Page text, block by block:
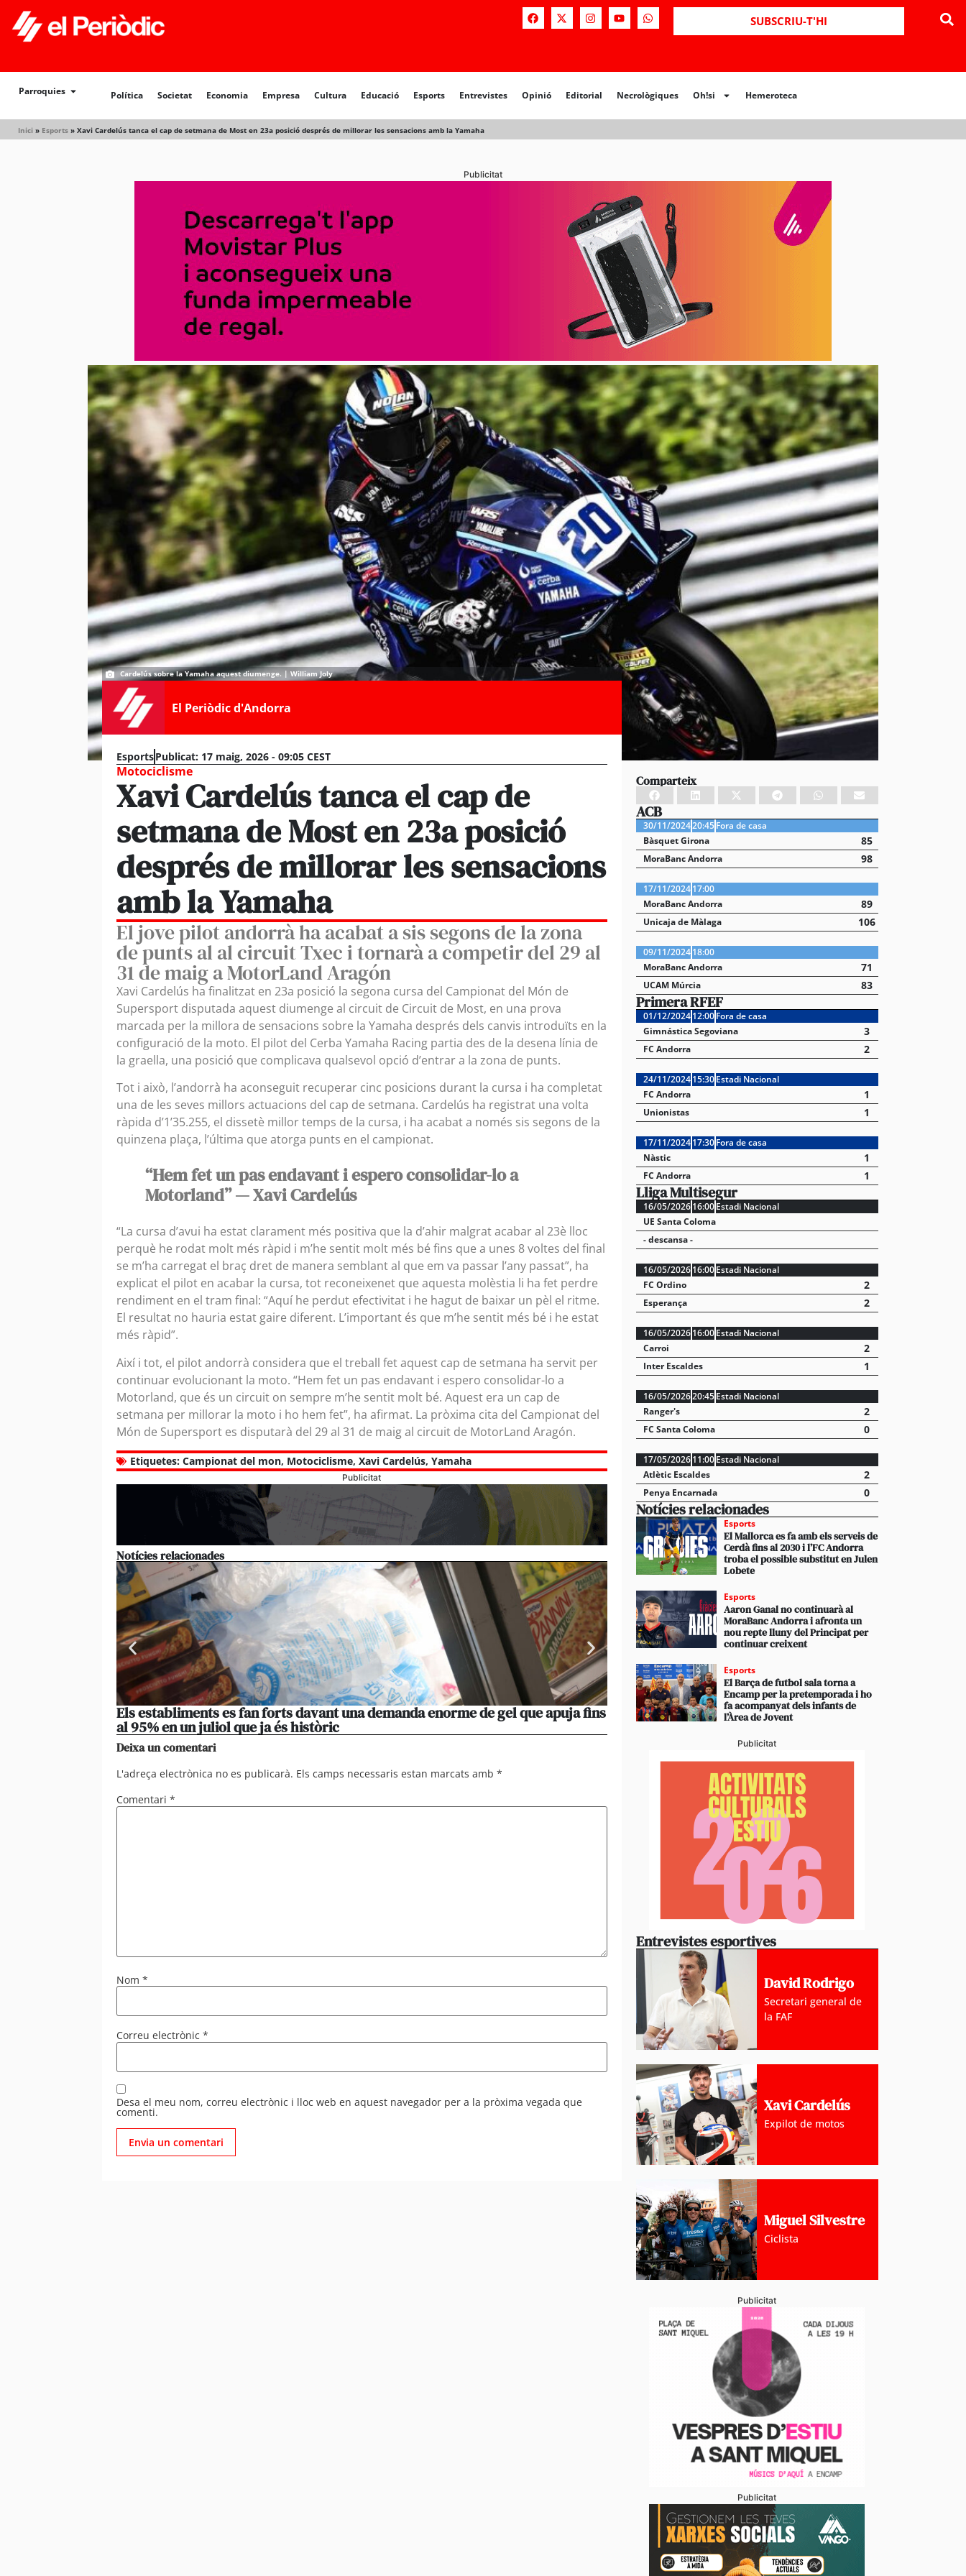
SUBSCRIU-T'HI
Parroquies Política Societat Economia Empresa Cultura Educació Esports Entrevistes Opinió Editorial Necrològiques Oh!si Hemeroteca
Inici » Esports » Xavi Cardelús tanca el cap de setmana de Most en 23a posició després de millorar les sensacions amb la Yamaha
Política Societat Opinió Editorial Necrològiques Hemeroteca
Publicitat
Cardelús sobre la Yamaha aquest diumenge. | William Joly
El Periòdic d'Andorra
EsportsPublicat: 17 maig, 2026 - 09:05 CEST
Motociclisme
Xavi Cardelús tanca el cap de
setmana de Most en 23a posició
després de millorar les sensacions
amb la Yamaha
El jove pilot andorrà ha acabat a sis segons de la zona
de punts al al circuit Txec i tornarà a competir del 29 al
31 de maig a MotorLand Aragón
Xavi Cardelús ha finalitzat en 23a posició la segona cursa del Campionat del Món de
Supersport disputada aquest diumenge al circuit de Circuit de Most, en una prova
marcada per la millora de sensacions sobre la Yamaha després dels canvis introduïts en la
configuració de la moto. El pilot del Cerba Yamaha Racing partia des de la desena línia de
la graella, una posició que complicava qualsevol opció d’entrar a la zona de punts.
Tot i això, l’andorrà ha aconseguit recuperar cinc posicions durant la cursa i ha completat
una de les seves millors actuacions del cap de setmana. Cardelús ha registrat una volta
ràpida d’1’35.255, el dissetè millor temps de la cursa, i ha acabat a només sis segons de la
quinzena plaça, l’última que atorga punts en el campionat.
“Hem fet un pas endavant i espero consolidar-lo a
Motorland” — Xavi Cardelús
“La cursa d’avui ha estat clarament més positiva que la d’ahir malgrat acabar al 23è lloc
perquè he rodat molt més ràpid i m’he sentit molt més bé fins que a unes 8 voltes del final
se m’ha carregat el braç dret de manera semblant al que em va passar l’any passat”, ha
explicat el pilot en acabar la cursa, tot reconeixenet que aquesta molèstia li ha fet perdre
rendiment en el tram final: “Aquí he perdut efectivitat i he hagut de baixar un pèl el ritme.
El resultat no hauria estat gaire diferent. L’important és que m’he sentit més bé i he estat
més ràpid”.
Així i tot, el pilot andorrà considera que el treball fet aquest cap de setmana ha servit per
continuar evolucionant la moto. “Hem fet un pas endavant i espero consolidar-lo a
Motorland, que és un circuit on sempre m’he sentit molt bé. Aquest era un cap de
setmana per millorar la moto i ho hem fet”, ha afirmat. La pròxima cita del Campionat del
Món de Supersport es disputarà del 29 al 31 de maig al circuit de MotorLand Aragón.
Etiquetes: Campionat del mon, Motociclisme, Xavi Cardelús, Yamaha
Publicitat
Notícies relacionades
Els establiments es fan forts davant una demanda enorme de gel que apuja fins
al 95% en un juliol que ja és històric
La pesca sense mort continua creixent en popularitat en
manté les xifres dels últims anys
Deixa un comentari
L'adreça electrònica no es publicarà. Els camps necessaris estan marcats amb *
Comentari *
Nom *
Correu electrònic *
Desa el meu nom, correu electrònic i lloc web en aquest navegador per a la pròxima vegada que
comenti.
Comparteix
ACB
30/11/202420:45 Fora de casa
Bàsquet Girona
85
MoraBanc Andorra 98
17/11/2024 17:00
MoraBanc Andorra
89
Unicaja de Màlaga 106
09/11/2024 18:00
MoraBanc Andorra
71
UCAM Múrcia 83
Primera RFEF
01/12/2024 12:00 Fora de casa
Gimnástica Segoviana
3
FC Andorra 2
24/11/2024 15:30 Estadi Nacional
FC Andorra
1
Unionistas 1
17/11/2024 17:30 Fora de casa
Nàstic
1
FC Andorra 1
Lliga Multisegur
16/05/2026 16:00 Estadi Nacional
UE Santa Coloma
- descansa -
16/05/2026 16:00 Estadi Nacional
FC Ordino
2
Esperança 2
16/05/2026 16:00 Estadi Nacional
Carroi
2
Inter Escaldes 1
16/05/202620:45 Estadi Nacional
Ranger's
2
FC Santa Coloma 0
17/05/2026 11:00 Estadi Nacional
Atlètic Escaldes
2
Penya Encarnada 0
Notícies relacionades
Esports
El Mallorca es fa amb els serveis de
Cerdà fins al 2030 i l’FC Andorra
troba el possible substitut en Julen
Lobete
Esports
Aaron Ganal no continuarà al
MoraBanc Andorra i afronta un
nou repte lluny del Principat per
continuar creixent
Esports
El Barça de futbol sala torna a
Encamp per la pretemporada i ho
fa acompanyat dels infants de
l’Àrea de Jovent
Publicitat
Entrevistes esportives
David Rodrigo
Secretari general de
la FAF
Xavi Cardelús
Expilot de motos
Miguel Silvestre
Ciclista
Publicitat
Publicitat